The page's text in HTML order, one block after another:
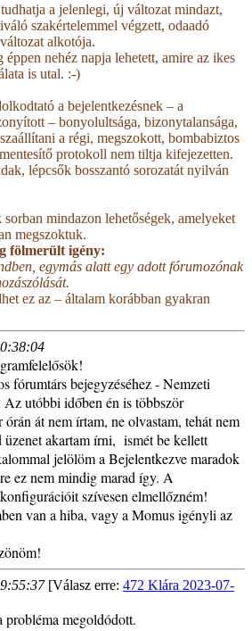
a jelenlegi, új változat mindazt,
szakértelemmel végzett, odaadó
alkotója.
nehéz napja lehetett, amire az ikes
is utal. :-)
a bejelentkezésnek – a
– bonyolultsága, bizonytalansága,
a régi, megszokott, bombabiztos
protokoll nem tiltja kifejezetten.
lépcsők bosszantó sorozatát nyilván
mindazon lehetőségek, amelyeket
megszoktuk.
fölmerült igény:
egymás alatt egy adott fórumozónak
ez az – általam korábban gyakran
fórumtárs bejegyzéséhez - Nemzeti
utóbbi időben én is többször
át nem írtam, ne olvastam, tehát nem
üzenet akartam írni, ismét be kellett
jelölöm a Bejelentkezve maradok
ez nem mindig marad így. A
szívesen elmellőzném!
van a hiba, vagy a Momus igényli az
[Válasz erre: 472 Klára 2023-07-
probléma megoldódott.